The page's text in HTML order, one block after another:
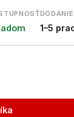
DODANIE
1–5